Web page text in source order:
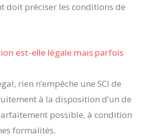
doit préciser les conditions de
est-elle légale mais parfois
rien n’empêche une SCI de
à la disposition d’un de
possible, à condition
formalités.